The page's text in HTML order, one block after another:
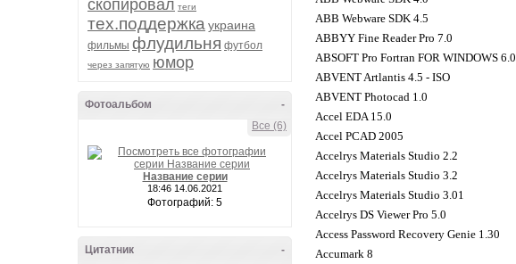
скопировал теги
тех.поддержка украина
фильмы флудильня футбол
через запятую юмор
-
Фотоальбом
Все (6)
Название серии
18:46 14.06.2021
Фотографий: 5
-
Цитатник
ABB Webware SDK 4.5
ABBYY Fine Reader Pro 7.0
ABSOFT Pro Fortran FOR WINDOWS 6.0
ABVENT Artlantis 4.5 - ISO
ABVENT Photocad 1.0
Accel EDA 15.0
Accel PCAD 2005
Accelrys Materials Studio 2.2
Accelrys Materials Studio 3.2
Accelrys Materials Studio 3.01
Accelrys DS Viewer Pro 5.0
Access Password Recovery Genie 1.30
Accumark 8